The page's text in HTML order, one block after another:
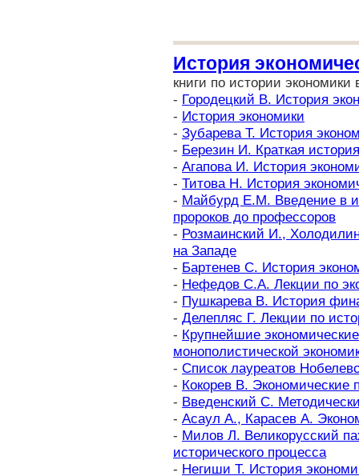
История
книги по истории экономики
- Городецкий В. История
- История экономики
- Зубарева Т. История
- Березин И. Краткая
- Агапова И. История
- Титова Н. История
- Майбурд Е.М. Введение в
пророков до профессоров
- Розмаинский И.,
на Западе
- Бартенев С. История
- Нефедов С.А. Лекции по
- Пушкарева В. История
- Делепляс Г. Лекции по
- Крупнейшие
монополистической
- Список лауреатов
- Кокорев В. Экономические
- Введенский С.
- Асаул А., Карасев А.
- Милов Л. Великорусский
исторического процесса
- Негиши Т. История